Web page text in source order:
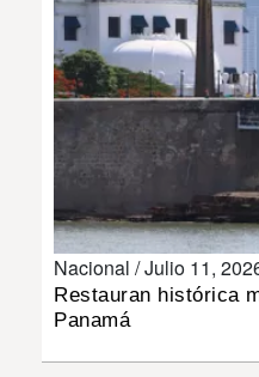
MULTIMEDIA
IMPRESO
Nacional /Julio 11,
Restauran histórica
Panamá